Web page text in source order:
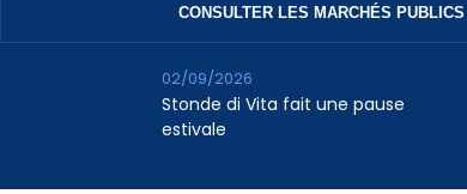
CONSULTER LES MARCHÉS PUBLICS
Stonde di Vita fait une pause
estivale
02/09/2026